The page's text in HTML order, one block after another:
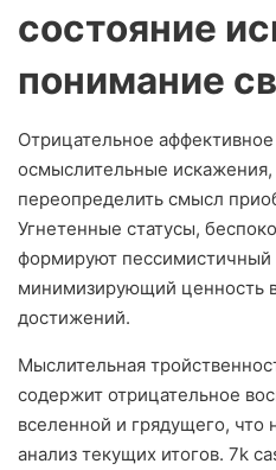
состояние
понимание
Отрицательное
осмыслительные
переопределить смысл
Угнетенные статусы,
формируют
минимизирующий ценность
достижений.
Мыслительная
содержит отрицательное
вселенной и грядущего, что
анализ текущих итогов. 7k